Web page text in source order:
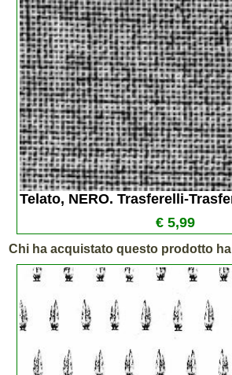
Telato, NERO. Trasferelli-
€ 5,99
Chi ha acquistato questo prodotto